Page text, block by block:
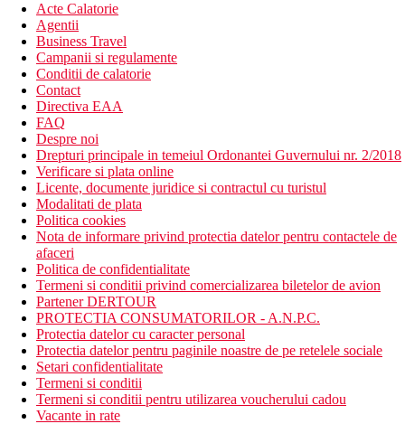
Acte Calatorie
Agentii
Business Travel
Campanii si regulamente
Conditii de calatorie
Contact
Directiva EAA
FAQ
Despre noi
Drepturi principale in temeiul Ordonantei Guvernului nr. 2/2018
Verificare si plata online
Licente, documente juridice si contractul cu turistul
Modalitati de plata
Politica cookies
Nota de informare privind protectia datelor pentru contactele de
afaceri
Politica de confidentialitate
Termeni si conditii privind comercializarea biletelor de avion
Partener DERTOUR
PROTECTIA CONSUMATORILOR - A.N.P.C.
Protectia datelor cu caracter personal
Protectia datelor pentru paginile noastre de pe retelele sociale
Setari confidentialitate
Termeni si conditii
Termeni si conditii pentru utilizarea voucherului cadou
Vacante in rate